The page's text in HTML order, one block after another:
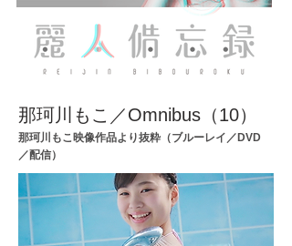
那珂川もこ／Omnibus（10）
那珂川もこ映像作品より抜粋（ブルーレイ／DVD
／配信）